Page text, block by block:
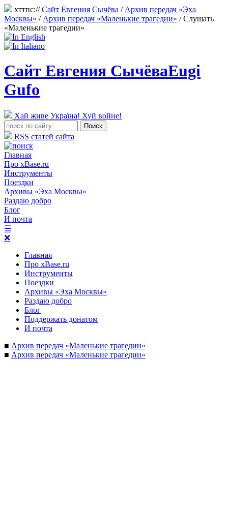
хттпс://Сайт Евгения Сычёва / Архив передач «Эха
Москвы» / Архив передач «Маленькие трагедии» /Слушать
«Маленькие трагедии»
Сайт Евгения СычёваEugi
Gufo
Хай живе Україна! Хуй войне!
RSS статей сайта
Главная
Про xBase.ru
Инструменты
Поездки
Архивы «Эха Москвы»
Раздаю добро
Блог
И почта
☰
❌
Главная
Про xBase.ru
Инструменты
Поездки
Архивы «Эха Москвы»
Раздаю добро
Блог
Поддержать донатом
И почта
■ Архив передач «Маленькие трагедии»
■ Архив передач «Маленькие трагедии»